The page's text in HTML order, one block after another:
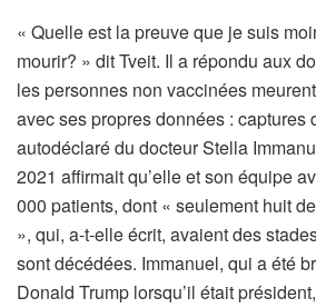
« Quelle est la preuve que je suis
mourir? » dit Tveit. Il a répondu aux
les personnes non vaccinées
avec ses propres données : captures
autodéclaré du docteur Stella
2021 affirmait qu’elle et son équipe
000 patients, dont « seulement huit
», qui, a-t-elle écrit, avaient des
sont décédées. Immanuel, qui a été
Donald Trump lorsqu’il était